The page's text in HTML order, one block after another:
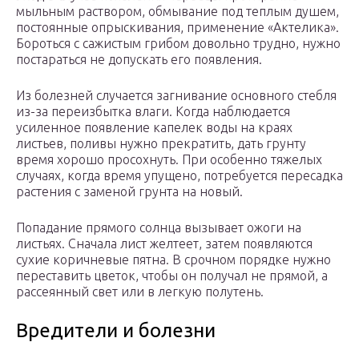
мыльным раствором, обмывание под теплым душем,
постоянные опрыскивания, применение «Актелика».
Бороться с сажистым грибом довольно трудно, нужно
постараться не допускать его появления.
Из болезней случается загнивание основного стебля
из-за переизбытка влаги. Когда наблюдается
усиленное появление капелек воды на краях
листьев, поливы нужно прекратить, дать грунту
время хорошо просохнуть. При особенно тяжелых
случаях, когда время упущено, потребуется пересадка
растения с заменой грунта на новый.
Попадание прямого солнца вызывает ожоги на
листьях. Сначала лист желтеет, затем появляются
сухие коричневые пятна. В срочном порядке нужно
переставить цветок, чтобы он получал не прямой, а
рассеянный свет или в легкую полутень.
Вредители и болезни